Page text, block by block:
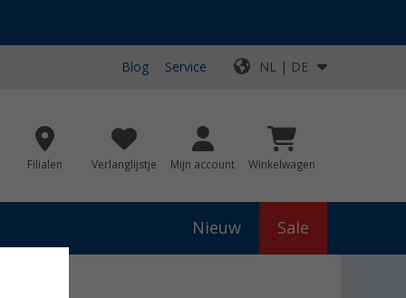
Blog Service NL | DE
Filialen Verlanglijstje Mijn account Winkelwagen
Nieuw Sale